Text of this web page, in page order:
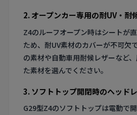
2. オープンカー専用の耐UV・耐
Z4のルーフオープン時はシートが
ため、耐UV素材のカバーが不可欠
の素材や自動車用耐候レザーなど
た素材を選んでください。
3. ソフトトップ開閉時のヘッド
G29型Z4のソフトトップは電動で